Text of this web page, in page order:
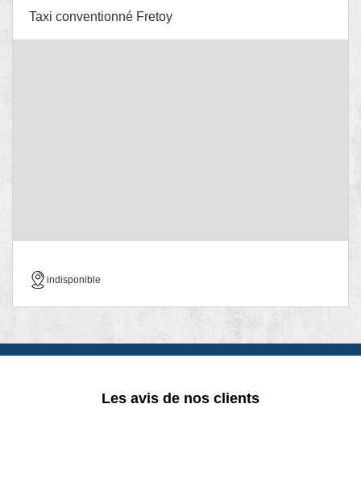
Taxi conventionné Fretoy
indisponible
Les avis de nos clients